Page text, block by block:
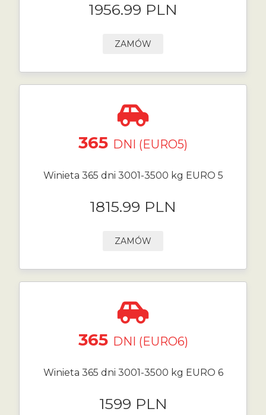
1956.99 PLN
ZAMÓW
365 DNI (EURO5)
Winieta 365 dni 3001-3500 kg EURO 5
1815.99 PLN
ZAMÓW
365 DNI (EURO6)
Winieta 365 dni 3001-3500 kg EURO 6
1599 PLN